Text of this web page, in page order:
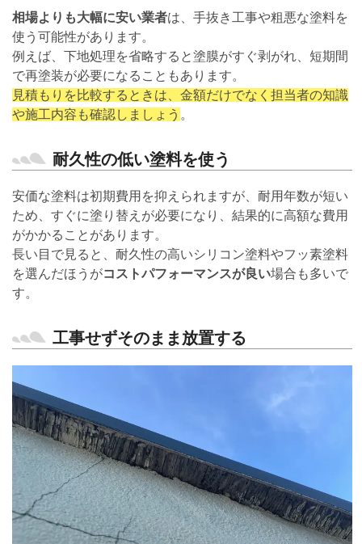
相場よりも大幅に安い業者は、手抜き工事や粗悪な塗料を
使う可能性があります。
例えば、下地処理を省略すると塗膜がすぐ剥がれ、短期間
で再塗装が必要になることもあります。
見積もりを比較するときは、金額だけでなく担当者の知識
や施工内容も確認しましょう 。
耐久性の低い塗料を使う
安価な塗料は初期費用を抑えられますが、耐用年数が短い
ため、すぐに塗り替えが必要になり、結果的に高額な費用
がかかることがあります。
長い目で見ると、耐久性の高いシリコン塗料やフッ素塗料
を選んだほうがコストパフォーマンスが良い場合も多いで
す。
工事せずそのまま放置する